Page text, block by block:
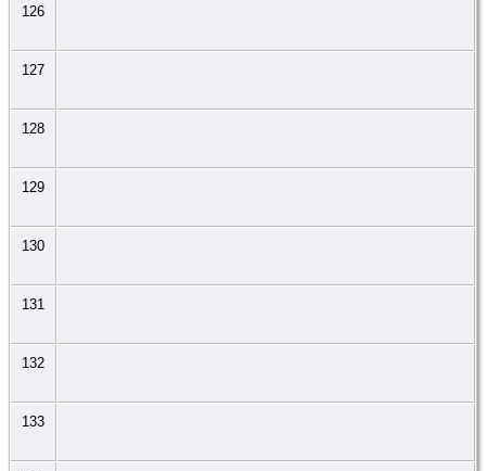
126
127
128
129
130
131
132
133